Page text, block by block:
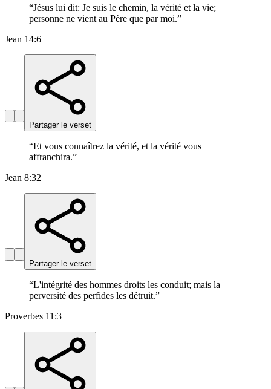
“Jésus lui dit: Je suis le chemin, la vérité et la vie;
personne ne vient au Père que par moi.”
Jean 14:6
Partager le verset
“Et vous connaîtrez la vérité, et la vérité vous
affranchira.”
Jean 8:32
Partager le verset
“L'intégrité des hommes droits les conduit; mais la
perversité des perfides les détruit.”
Proverbes 11:3